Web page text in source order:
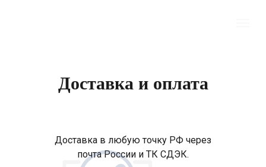
Доставка и оплата
Доставка в любую точку РФ через
почта России и ТК СДЭК.